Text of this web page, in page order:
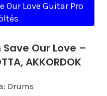
Our Love Guitar Pro
Our Love –
AKKORDOK
Drums